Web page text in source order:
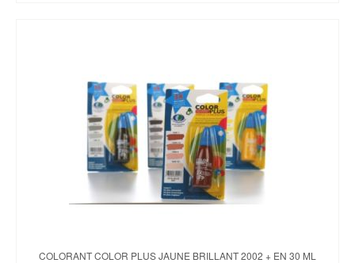
COLORANT COLOR PLUS JAUNE BRILLANT 2002 + EN 30 ML